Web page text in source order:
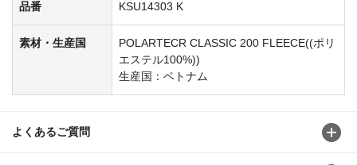
品番 KSU14303 K
素材・生産国
POLARTECR CLASSIC 200 FLEECE((ポリ
エステル100%))
生産国：ベトナム
よくあるご質問